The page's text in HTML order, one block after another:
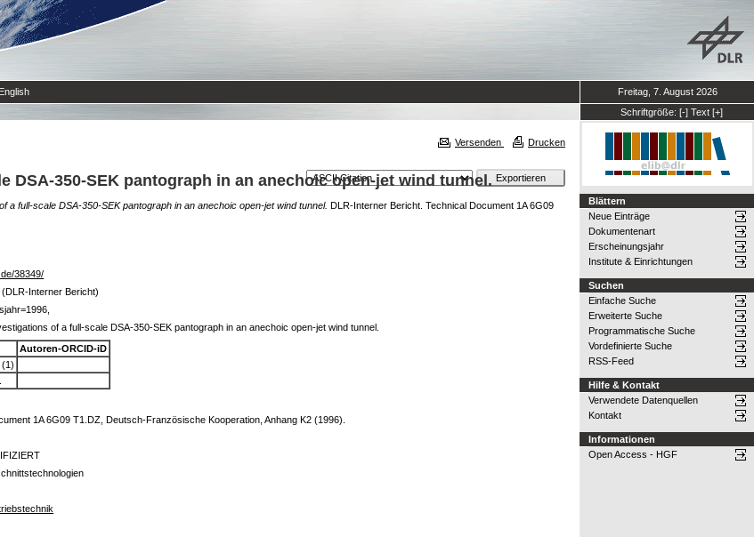
English
Freitag, 7. August 2026
Schriftgröße: [-] Text [+]
Versenden Drucken
350-SEK pantograph in an anechoic open-jet wind tunnel.
a full-scale DSA-350-SEK pantograph in an anechoic open-jet wind tunnel. DLR-Interner Bericht. Technical Document 1A 6G09
38349/
Interner Bericht)
of a full-scale DSA-350-SEK pantograph in an anechoic open-jet wind tunnel.
Autoren-ORCID-iD
(1)
1A 6G09 T1.DZ, Deutsch-Französische Kooperation, Anhang K2 (1996).
Blättern
Neue Einträge
Dokumentenart
Erscheinungsjahr
Institute & Einrichtungen
Suchen
Einfache Suche
Erweiterte Suche
Programmatische Suche
Vordefinierte Suche
RSS-Feed
Hilfe & Kontakt
Verwendete Datenquellen
Kontakt
Informationen
Open Access - HGF